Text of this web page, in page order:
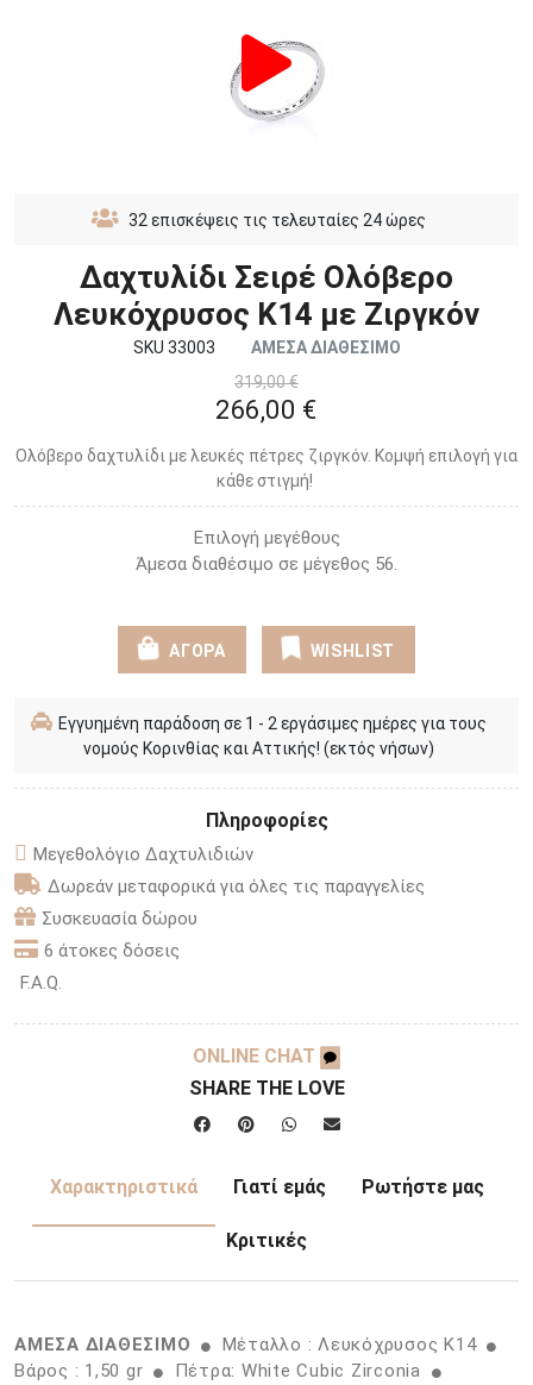
32 επισκέψεις τις τελευταίες 24 ώρες
Δαχτυλίδι Σειρέ Ολόβερο
Λευκόχρυσος Κ14 με Ζιργκόν
SKU 33003
ΑΜΕΣΑ ΔΙΑΘΕΣΙΜΟ
319,00 €
266,00 €
Ολόβερο δαχτυλίδι με λευκές πέτρες ζιργκόν. Κομψή επιλογή για
κάθε στιγμή!
Επιλογή μεγέθους
Άμεσα διαθέσιμο σε μέγεθος 56.
ΑΓΟΡΑ WISHLIST
Εγγυημένη παράδοση σε 1 - 2 εργάσιμες ημέρες για τους
νομούς Κορινθίας και Αττικής! (εκτός νήσων)
Πληροφορίες
Μεγεθολόγιο Δαχτυλιδιών
Δωρεάν μεταφορικά για όλες τις παραγγελίες
Συσκευασία δώρου
6 άτοκες δόσεις
F.A.Q.
ONLINE CHAT
SHARE THE LOVE
Χαρακτηριστικά Γιατί εμάς Ρωτήστε μας
Κριτικές
ΑΜΕΣΑ ΔΙΑΘΕΣΙΜΟ
Μέταλλο : Λευκόχρυσος K14
Βάρος : 1,50 gr
Πέτρα: White Cubic Zirconia